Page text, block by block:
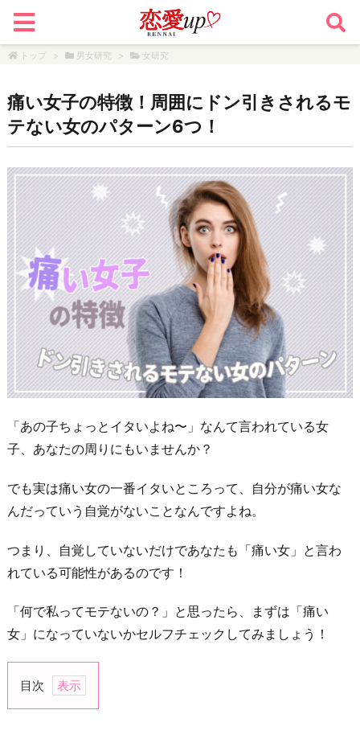
トップ > 男女研究 > 女研究
痛い女子の特徴！周囲にドン引きされるモ
テない女のパターン6つ！
「あの子ちょっとイタいよね〜」なんて言われている女
子、あなたの周りにもいませんか？
でも実は痛い女の一番イタいところって、自分が痛い女な
んだっていう自覚がないことなんですよね。
つまり、自覚していないだけであなたも「痛い女」と言わ
れている可能性があるのです！
「何で私ってモテないの？」と思ったら、まずは「痛い
女」になっていないかセルフチェックしてみましょう！
目次
1.